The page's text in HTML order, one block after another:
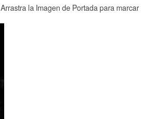
Arrastra la Imagen de Portada para marcar